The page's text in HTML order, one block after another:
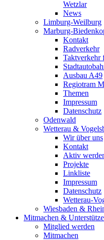
Wetzlar
News
Limburg-Weilburg
Marburg-
Kontakt
Radverkehr
Taktverkehr
Ausbau A49
Regiotram
Themen
Impressum
Datenschutz
Odenwald
Wetterau &
Wir über uns
Kontakt
Aktiv
Projekte
Linkliste
Impressum
Datenschutz
Wetterau-
Wiesbaden &
Mitmachen &
Mitglied werden
Mitmachen